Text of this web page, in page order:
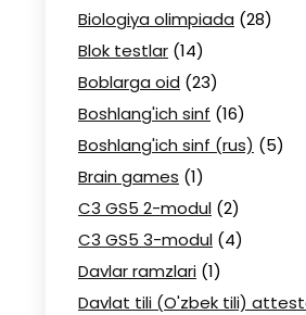
Biologiya olimpiada (28)
Blok testlar (14)
Boblarga oid (23)
Boshlang'ich sinf (16)
Boshlang'ich sinf (rus) (5)
Brain games (1)
C3 GS5 2-modul (2)
C3 GS5 3-modul (4)
Davlar ramzlari (1)
Davlat tili (O'zbek tili)